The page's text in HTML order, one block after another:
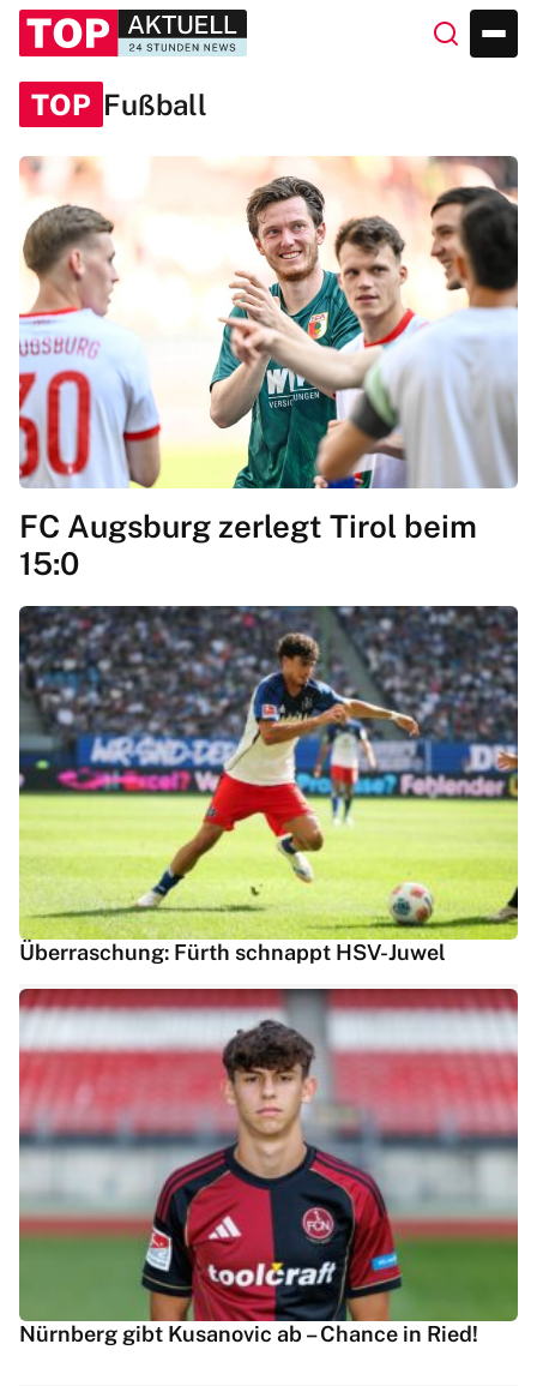
TOP Fußball
FC Augsburg zerlegt Tirol beim
15:0
Überraschung: Fürth schnappt HSV-Juwel
Nürnberg gibt Kusanovic ab – Chance in Ried!